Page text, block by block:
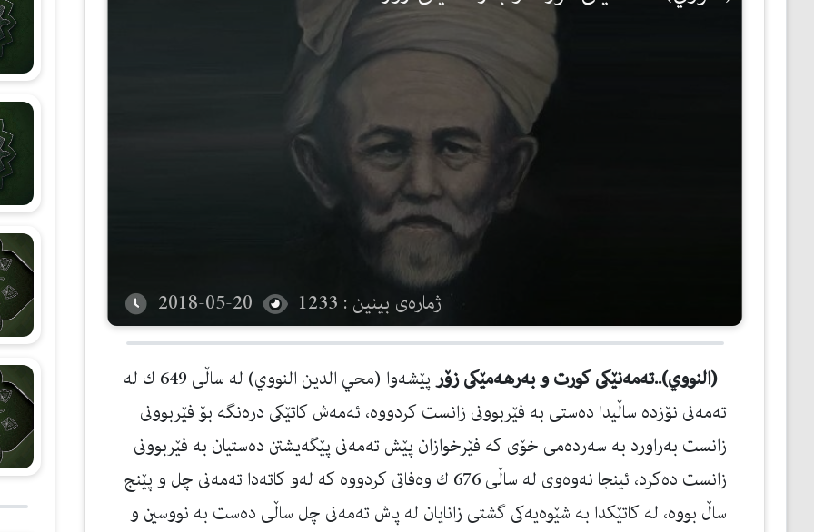
زانستی قیرائات
ژمارەی بینین : 1233 2018-05-20
(النووي)..ته‌مه‌نێكى كورت و به‌رهه‌مێكى زۆر
پێشه‌وا (محي الدین النووي) له‌ ساڵى 649 ك له‌
ته‌مه‌نى نۆزده‌ ساڵيدا ده‌ستى به‌ فێربوونى زانست كردووه‌، ئه‌مه‌ش كاتێكى دره‌نگه‌ بۆ فێربوونى
زانست به‌راورد به‌ سه‌رده‌مى خۆى كه‌ فێرخوازان پێش ته‌مه‌نى پێگه‌يشتن ده‌ستيان به‌ فێربوونى
زانست ده‌كرد، ئينجا نه‌وه‌وى له‌ ساڵى 676 ك وه‌فاتى كردووه‌ كه‌ له‌و كاته‌دا ته‌مه‌نى چل و پێنج
ساڵ بووه‌، له‌ كاتێكدا به‌ شێوه‌يه‌كى گشتى زانايان له‌ پاش ته‌مه‌نى چل ساڵى ده‌ست به‌ نووسين و